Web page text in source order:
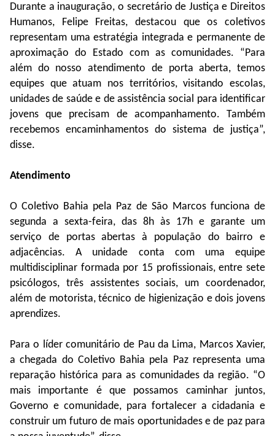
Durante a inauguração, o secretário de Justiça e Direitos
Humanos, Felipe Freitas, destacou que os coletivos
representam uma estratégia integrada e permanente de
aproximação do Estado com as comunidades. “Para
além do nosso atendimento de porta aberta, temos
equipes que atuam nos territórios, visitando escolas,
unidades de saúde e de assistência social para identificar
jovens que precisam de acompanhamento. Também
recebemos encaminhamentos do sistema de justiça”,
disse.
Atendimento
O Coletivo Bahia pela Paz de São Marcos funciona de
segunda a sexta-feira, das 8h às 17h e garante um
serviço de portas abertas à população do bairro e
adjacências. A unidade conta com uma equipe
multidisciplinar formada por 15 profissionais, entre sete
psicólogos, três assistentes sociais, um coordenador,
além de motorista, técnico de higienização e dois jovens
aprendizes.
Para o líder comunitário de Pau da Lima, Marcos Xavier,
a chegada do Coletivo Bahia pela Paz representa uma
reparação histórica para as comunidades da região. “O
mais importante é que possamos caminhar juntos,
Governo e comunidade, para fortalecer a cidadania e
construir um futuro de mais oportunidades e de paz para